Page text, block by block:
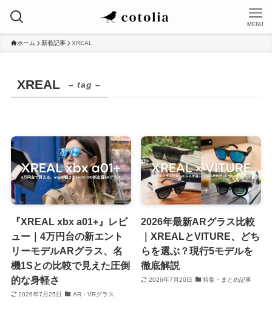
MENU
ホーム 新着記事 XREAL
XREAL – tag –
『XREAL xbx a01+』レビ
ュー｜4万円台の新エント
リーモデルARグラス、名
機1Sとの比較で見えた圧倒
的な身軽さ
2026年7月25日 AR・VRグラス
2026年最新ARグラス比較
｜XREALとVITURE、どち
らを選ぶ？現行5モデルを
徹底解説
2026年7月20日 特集・まとめ記事